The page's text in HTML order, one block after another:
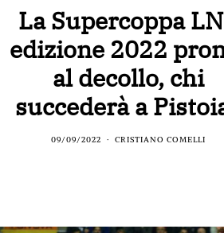
La Supercoppa
edizione 2022
al decollo, chi
succederà a
09/09/2022 CRISTIANO COMELLI